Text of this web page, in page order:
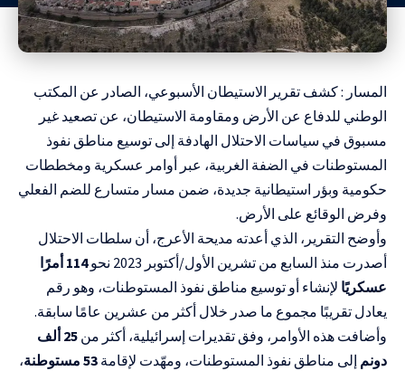
المسار : كشف تقرير الاستيطان الأسبوعي، الصادر عن المكتب
الوطني للدفاع عن الأرض ومقاومة الاستيطان، عن تصعيد غير
مسبوق في سياسات الاحتلال الهادفة إلى توسيع مناطق نفوذ
المستوطنات في الضفة الغربية، عبر أوامر عسكرية ومخططات
حكومية وبؤر استيطانية جديدة، ضمن مسار متسارع للضم الفعلي
وفرض الوقائع على الأرض.
وأوضح التقرير، الذي أعدته مديحة الأعرج، أن سلطات الاحتلال
أصدرت منذ السابع من تشرين الأول/أكتوبر 2023 نحو
114 أمرًا
عسكريًا لإنشاء أو توسيع مناطق نفوذ المستوطنات، وهو رقم
يعادل تقريبًا مجموع ما صدر خلال أكثر من عشرين عامًا سابقة.
وأضافت هذه الأوامر، وفق تقديرات إسرائيلية، أكثر من
25 ألف
دونم إلى مناطق نفوذ المستوطنات، ومهّدت لإقامة 53 مستوطنة
،